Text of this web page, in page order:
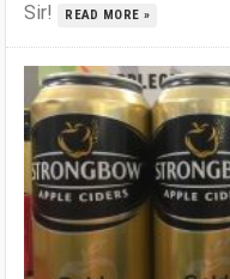
Sir!
READ MORE »